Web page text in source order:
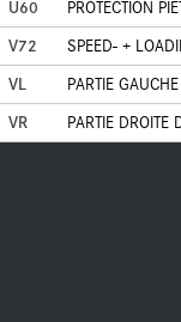
U60
PROTECTION
V72
SPEED- +
VL
PARTIE
VR
PARTIE DROITE